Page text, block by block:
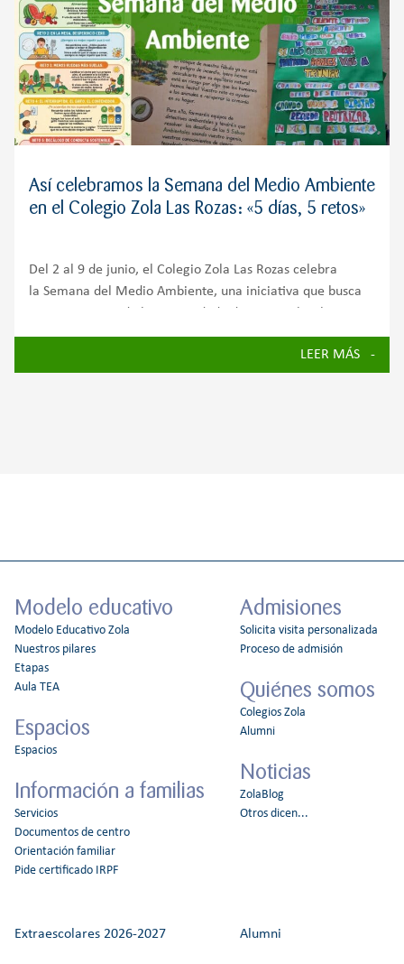
Así celebramos la Semana del Medio Ambiente
en el Colegio Zola Las Rozas: «5 días, 5 retos»
Del 2 al 9 de junio, el Colegio Zola Las Rozas celebra
la Semana del Medio Ambiente, una iniciativa que busca
importancia de cuidar nuestro planeta y avanzar hacia un
LEER MÁS
Modelo educativo
Modelo Educativo Zola
Nuestros pilares
Etapas
Aula TEA
Espacios
Espacios
Información a familias
Servicios
Documentos de centro
Orientación familiar
Pide certificado IRPF
Admisiones
Solicita visita personalizada
Proceso de admisión
Quiénes somos
Colegios Zola
Alumni
Noticias
ZolaBlog
Otros dicen...
Extraescolares 2026-2027 Alumni